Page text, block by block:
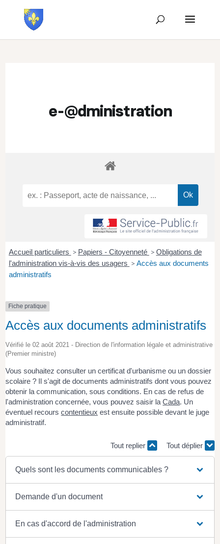
e-@dministration
Accueil particuliers > Papiers - Citoyenneté > Obligations de
l'administration vis-à-vis des usagers > Accès aux documents
administratifs
Fiche pratique
Accès aux documents administratifs
Vérifié le 02 août 2021 - Direction de l'information légale et administrative
(Premier ministre)
Vous souhaitez consulter un certificat d'urbanisme ou un dossier
scolaire ? Il s'agit de documents administratifs dont vous pouvez
obtenir la communication, sous conditions. En cas de refus de
l'administration concernée, vous pouvez saisir laCada. Un
éventuel recourscontentieux est ensuite possible devant le juge
administratif.
Tout replier Tout déplier
Quels sont les documents communicables ?
Demande d'un document
En cas d'accord de l'administration